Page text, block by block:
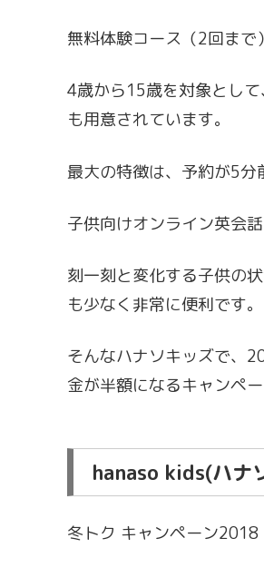
無料体験コース（2回まで
4歳から15歳を対象とし
も用意されています。
最大の特徴は、予約が5分
子供向けオンライン英会
刻一刻と変化する子供の
も少なく非常に便利です。
そんなハナソキッズで、
金が半額になるキャンペ
hanaso kids(ハナ
冬トク キャンペーン2018